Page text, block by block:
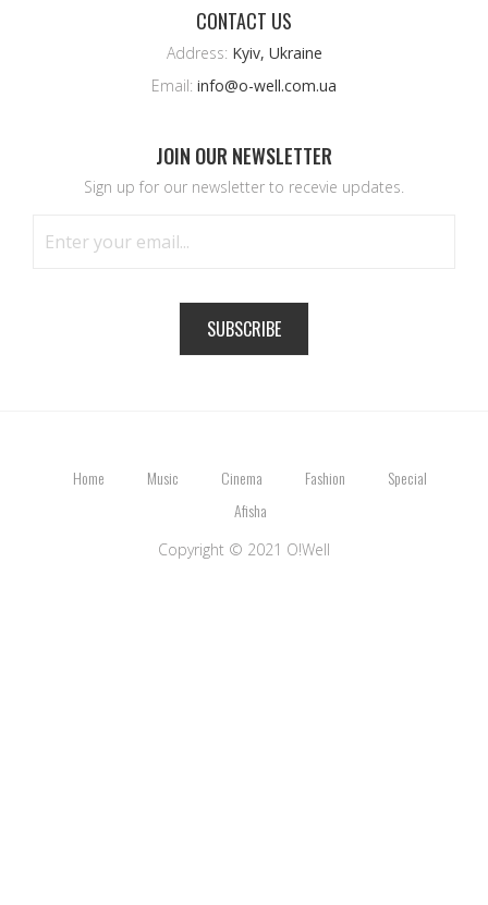
CONTACT US
Address: Kyiv, Ukraine
Email: info@o-well.com.ua
JOIN OUR NEWSLETTER
Sign up for our newsletter to recevie updates.
SUBSCRIBE
Home Music Cinema Fashion
Special
Afisha
Copyright © 2021 O!Well